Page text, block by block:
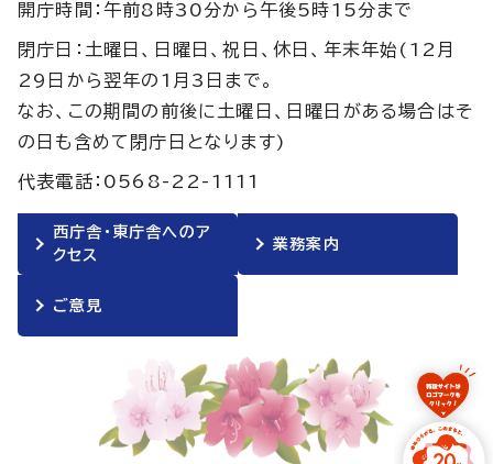
開庁時間：午前8時30分から午後5時15分まで
閉庁日：土曜日、日曜日、祝日、休日、年末年始(12月
29日から翌年の1月3日まで。
なお、この期間の前後に土曜日、日曜日がある場合はそ
の日も含めて閉庁日となります)
代表電話：0568-22-1111
西庁舎・東庁舎へのア
クセス
業務案内
ご意見